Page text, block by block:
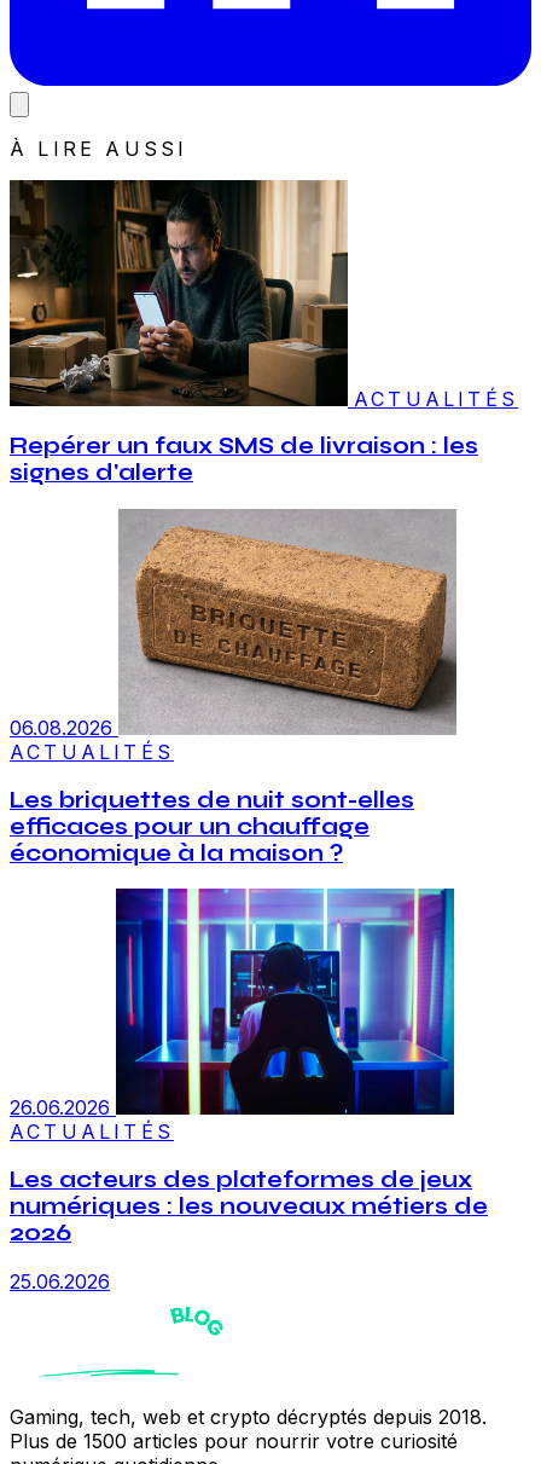
À LIRE AUSSI
ACTUALITÉS
Repérer un faux SMS de livraison : les
signes d'alerte
06.08.2026
ACTUALITÉS
Les briquettes de nuit sont-elles
efficaces pour un chauffage
économique à la maison ?
26.06.2026
ACTUALITÉS
Les acteurs des plateformes de jeux
numériques : les nouveaux métiers de
2026
25.06.2026
Gaming, tech, web et crypto décryptés depuis 2018.
Plus de 1500 articles pour nourrir votre curiosité